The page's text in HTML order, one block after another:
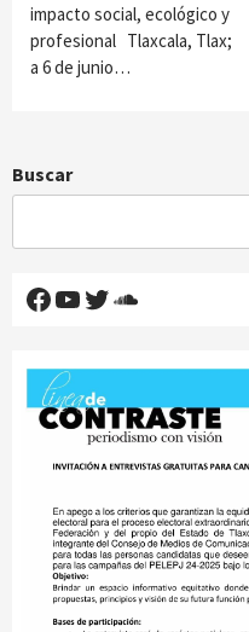
impacto social, ecológico y
profesional Tlaxcala, Tlax;
a 6 de junio…
Buscar
Facebook
YouTube
Twitter
SoundCloud